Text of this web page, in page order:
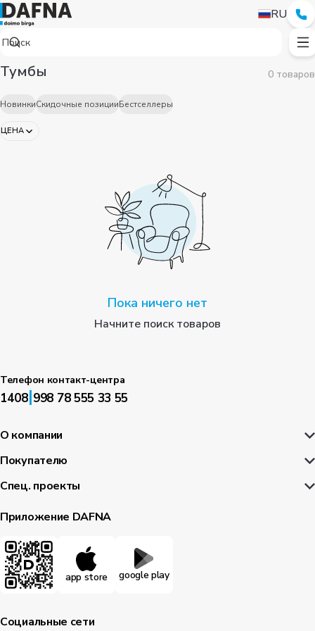
RU
ЦЕНА
Тумбы 0 товаров
НовинкиСкидочные позицииБестселлеры
Пока ничего нет
Начните поиск товаров
Телефон контакт-центра
1408|998 78 555 33 55
О компании
Покупателю
Спец. проекты
Приложение DAFNA
app store google play
Социальные сети